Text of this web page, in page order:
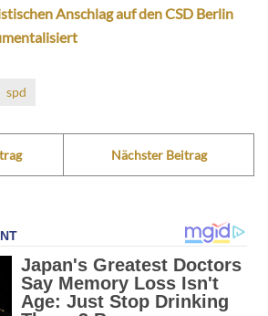
Anschlag auf den CSD Berlin
spd
Nächster Beitrag